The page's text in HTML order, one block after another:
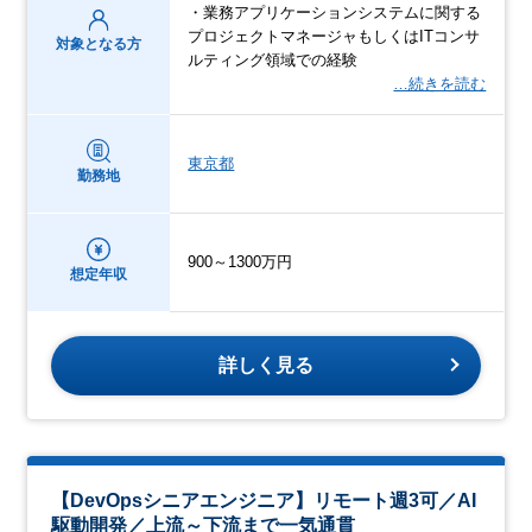
対象となる方
・業務アプリケーションシステムに関する
プロジェクトマネージャもしくはITコンサ
ルティング領域での経験
…続きを読む
勤務地
東京都
想定年収
900～1300万円
詳しく見る
【DevOpsシニアエンジニア】リモート週3可／AI
駆動開発／上流～下流まで一気通貫